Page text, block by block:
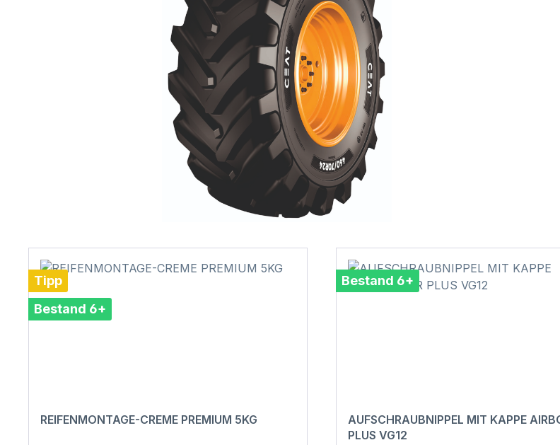
Tipp
Bestand 6+
REIFENMONTAGE-CREME PREMIUM 5KG
Bestand 6+
AUFSCHRAUBNIPPEL MIT KAPPE
PLUS VG12